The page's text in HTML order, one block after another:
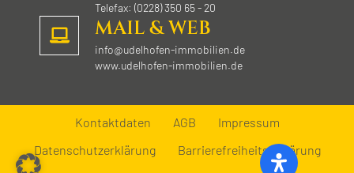
Telefax: (0228) 350 65 - 20
MAIL & WEB
info@udelhofen-immobilien.de
www.udelhofen-immobilien.de
Kontaktdaten AGB
Impressum
Datenschutzerklärung
Barrierefreiheitserklärung